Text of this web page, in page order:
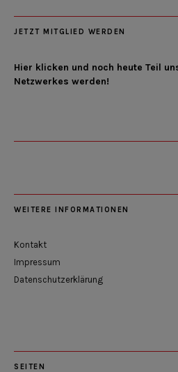
JETZT MITGLIED WERDEN
Hier klicken und noch heute Teil
Netzwerkes werden!
WEITERE INFORMATIONEN
Kontakt
Impressum
Datenschutzerklärung
SEITEN